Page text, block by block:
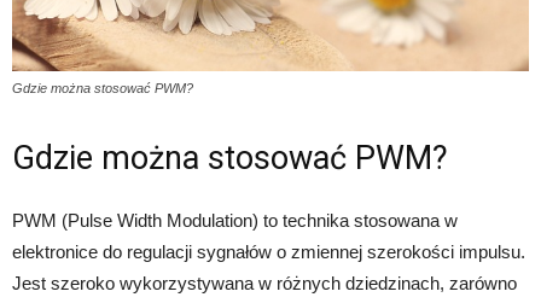
Gdzie można stosować PWM?
Gdzie można stosować PWM?
PWM (Pulse Width Modulation) to technika stosowana w
elektronice do regulacji sygnałów o zmiennej szerokości impulsu.
Jest szeroko wykorzystywana w różnych dziedzinach, zarówno